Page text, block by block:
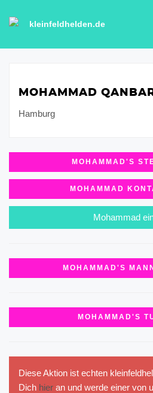
kleinfeldhelden.de
MOHAMMAD
Hamburg
MOHAMMAD'S
MOHAMMAD
Mohammad
MOHAMMAD'S
MOHAMMAD'S
Diese Aktion ist echten
Dich hier an und werde einer von